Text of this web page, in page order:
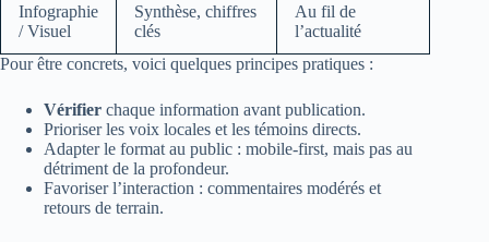
Infographie
/ Visuel
Synthèse, chiffres
clés
Au fil de
l’actualité
Pour être concrets, voici quelques principes pratiques :
Vérifier chaque information avant publication.
Prioriser les voix locales et les témoins directs.
Adapter le format au public : mobile-first, mais pas au
détriment de la profondeur.
Favoriser l’interaction : commentaires modérés et
retours de terrain.